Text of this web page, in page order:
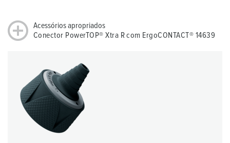
Acessórios apropriados
Conector PowerTOP® Xtra R com ErgoCONTACT® 14639